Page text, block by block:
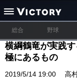
総合 野球
横綱鶴竜が実践
極にあるもの
2019/5/14 19:00 高